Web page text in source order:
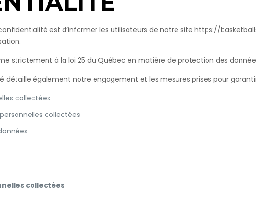
est d’informer les utilisateurs de notre site https://
strictement à la loi 25 du Québec en matière de protection des
également notre engagement et les mesures prises pour
collectées
collectées
collectées